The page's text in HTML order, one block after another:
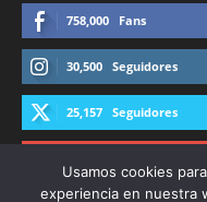
758,000 Fans
30,500 Seguidores
25,157 Seguidores
Usamos cookies
experiencia en nuestra